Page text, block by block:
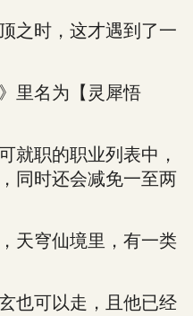
时，这才遇到了一
名为【灵犀悟
职的职业列表中，
同时还会减免一至两
穹仙境里，有一类
可以走，且他已经